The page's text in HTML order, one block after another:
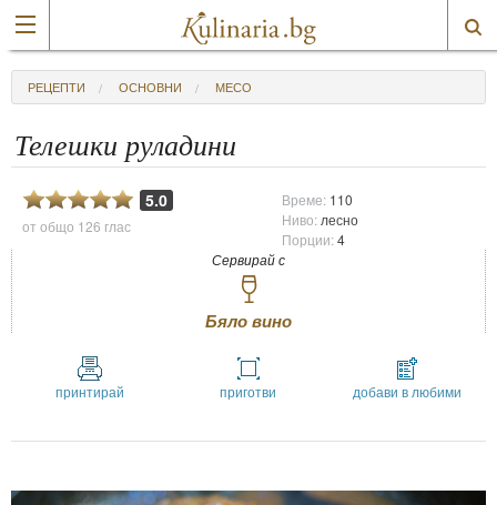
РЕЦЕПТИ ОСНОВНИ МЕСО
Телешки руладини
5.0
от общо 126 глас
Време: 110
Ниво: лесно
Порции:4
Сервирай с
Бяло вино
принтирай приготви добави в любими